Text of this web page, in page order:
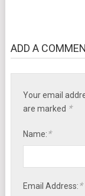
ADD A
Your email
are marked *
Name:*
Email Address:*